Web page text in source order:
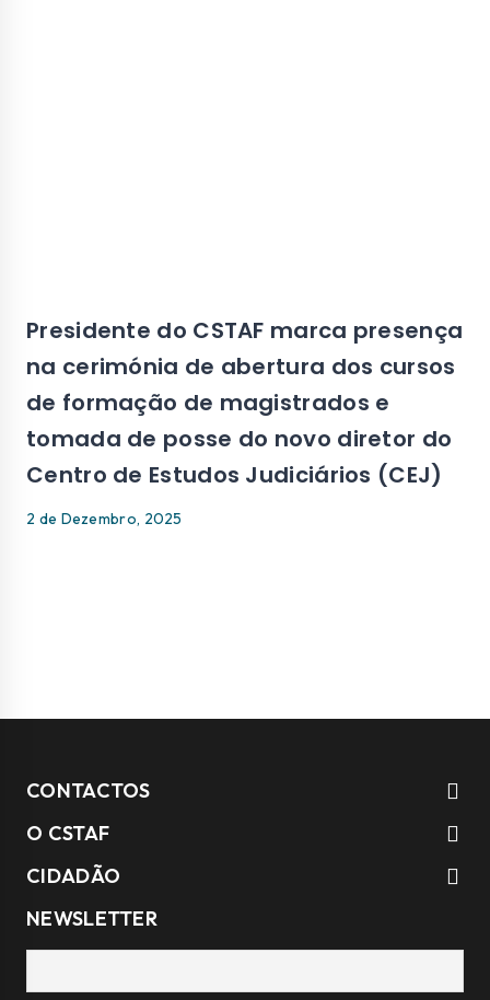
Presidente do CSTAF marca presença
na cerimónia de abertura dos cursos
de formação de magistrados e
tomada de posse do novo diretor do
Centro de Estudos Judiciários (CEJ)
2 de Dezembro, 2025
CONTACTOS
O CSTAF
CIDADÃO
NEWSLETTER